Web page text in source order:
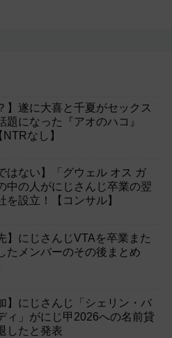
】遂に大喜と千夏がセックス
題になった『アオのハコ』
なし】
はない】「グウェル オス ガ
中の人がにじさんじ卒業の翌
を設立！【コンサル】
】にじさんじVTAを卒業また
たメンバーのその後まとめ
】にじさんじ「シェリン・バ
ィ」がにじ甲2026への名前貸
したと発表